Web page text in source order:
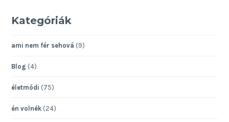
Kategóriák
ami nem fér sehová (9)
Blog (4)
életmódi (75)
én volnék (24)